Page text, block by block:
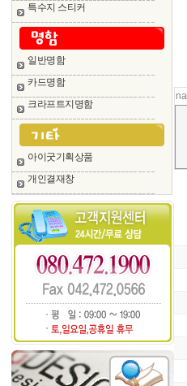
특수지 스티커
일반명함
카드명함
크라프트지명함
아이굿기획상품
개인결재창